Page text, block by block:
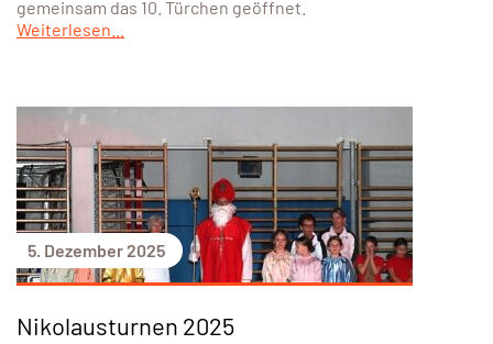
gemeinsam das 10. Türchen geöffnet.
Weiterlesen...
5. Dezember 2025
Nikolausturnen 2025